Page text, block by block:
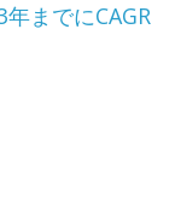
までにCAGR